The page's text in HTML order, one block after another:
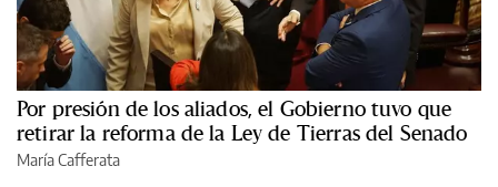
Por presión de los aliados, el Gobierno tuvo que
retirar la reforma de la Ley de Tierras del Senado
María Cafferata